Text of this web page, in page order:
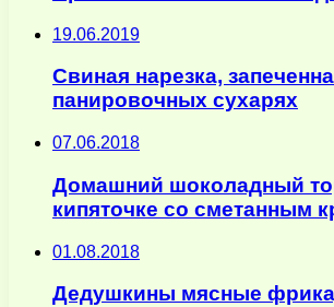
19.06.2019
Свиная нарезка,
панировочных сухарях
07.06.2018
Домашний шоколадный
кипяточке со сметанным
01.08.2018
Дедушкины мясные